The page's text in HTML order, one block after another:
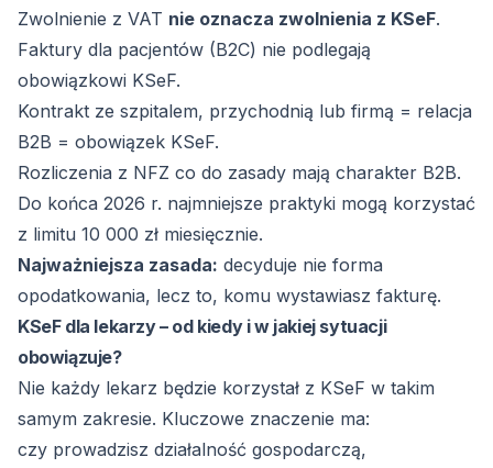
Zwolnienie z VAT nie oznacza zwolnienia z KSeF.
Faktury dla pacjentów (B2C) nie podlegają
obowiązkowi KSeF.
Kontrakt ze szpitalem, przychodnią lub firmą = relacja
B2B = obowiązek KSeF.
Rozliczenia z NFZ co do zasady mają charakter B2B.
Do końca 2026 r. najmniejsze praktyki mogą korzystać
z limitu 10 000 zł miesięcznie.
Najważniejsza zasada: decyduje nie forma
opodatkowania, lecz to, komu wystawiasz fakturę.
KSeF dla lekarzy – od kiedy i w jakiej sytuacji
obowiązuje?
Nie każdy lekarz będzie korzystał z KSeF w takim
samym zakresie. Kluczowe znaczenie ma:
czy prowadzisz działalność gospodarczą,